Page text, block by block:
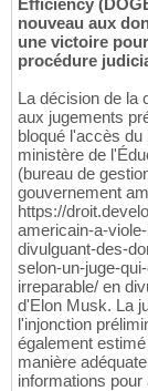
nouveau aux
une victoire
procédure
La décision de la
aux jugements
bloqué l'accès
ministère de
(bureau de
gouvernement
https://
americain-a-
divulguant-des-
selon-un-juge-
irreparable/ en
d'Elon Musk. La
l'injonction
également
manière
informations